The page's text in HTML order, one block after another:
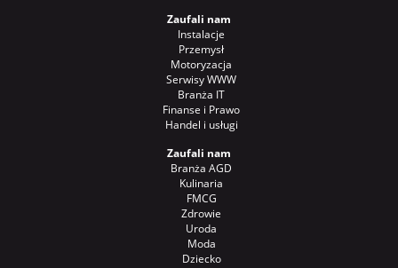
Zaufali nam
Instalacje
Przemysł
Motoryzacja
Serwisy WWW
Branża IT
Finanse i Prawo
Handel i usługi
Zaufali nam
Branża AGD
Kulinaria
FMCG
Zdrowie
Uroda
Moda
Dziecko